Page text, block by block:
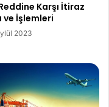
Karşı İtiraz
ve İşlemleri
2023